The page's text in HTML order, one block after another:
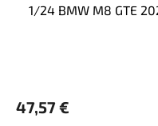
1/24 BMW M8 GTE
47,57 €